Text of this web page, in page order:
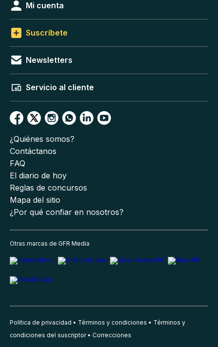
Mi cuenta
Suscríbete
Newsletters
Servicio al cliente
¿Quiénes somos?
Contáctanos
FAQ
El diario de hoy
Reglas de concursos
Mapa del sitio
¿Por qué confiar en nosotros?
Otras marcas de GFR Media
Política de privacidad Términos y condiciones
Términos y
condiciones del suscriptor
Correcciones